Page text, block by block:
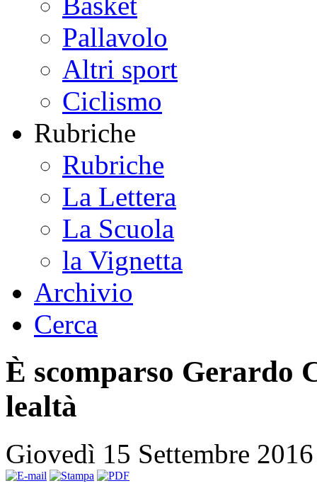
Pallavolo
Altri sport
Ciclismo
Rubriche
Rubriche
La Lettera
La Scuola
la Vignetta
Archivio
Cerca
È scomparso Gerardo
lealtà
Giovedì 15 Settembre